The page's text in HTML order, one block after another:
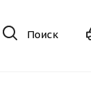
Поиск